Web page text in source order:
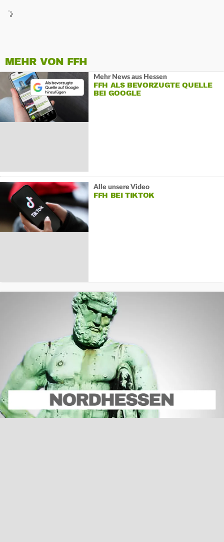
MEHR VON FFH
Mehr News aus Hessen
FFH ALS BEVORZUGTE QUELLE
BEI GOOGLE
Alle unsere Video
FFH BEI TIKTOK